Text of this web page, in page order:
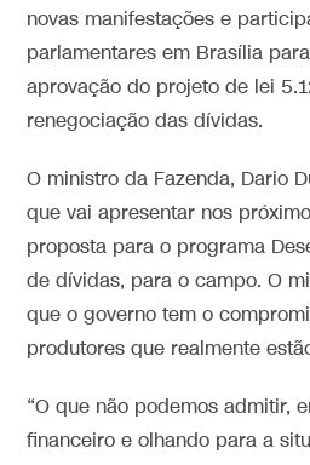
novas manifestações e
parlamentares em Brasília
aprovação do projeto de lei
renegociação das dívidas.
O ministro da Fazenda, Dario
que vai apresentar nos
proposta para o programa
de dívidas, para o campo. O
que o governo tem o
produtores que realmente
“O que não podemos admitir,
financeiro e olhando para a